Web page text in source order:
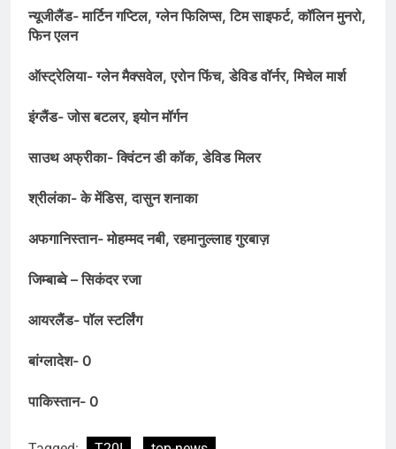
न्यूजीलैंड- मार्टिन गप्टिल, ग्लेन फिलिप्स, टिम साइफर्ट, कॉलिन मुनरो,
फिन एलन
ऑस्ट्रेलिया- ग्लेन मैक्सवेल, एरोन फिंच, डेविड वॉर्नर, मिचेल मार्श
इंग्लैंड- जोस बटलर, इयोन मॉर्गन
साउथ अफ्रीका- क्विंटन डी कॉक, डेविड मिलर
श्रीलंका- के मेंडिस, दासुन शनाका
अफगानिस्तान- मोहम्मद नबी, रहमानुल्लाह गुरबाज़
जिम्बाब्वे – सिकंदर रजा
आयरलैंड- पॉल स्टर्लिंग
बांग्लादेश- 0
पाकिस्तान- 0